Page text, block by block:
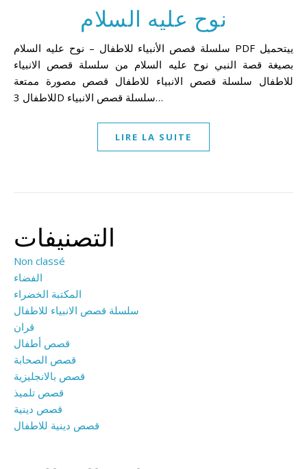
نوح عليه السلام
سلسلة قصص الأنبياء للاطفال – نوح عليه السلام PDF ييتحميل
بصيغة قصة النبي نوح عليه السلام من سلسلة قصص الانبياء
للاطفال سلسلة قصص الانبياء للاطفال قصص مصورة ممتعة
للاطفال 3D سلسلة قصص الانبياء…
LIRE LA SUITE
التصنيفات
Non classé
الفضاء
المكتبة الخضراء
سلسلة قصص الانبياء للاطفال
قران
قصص أطفال
قصص الصحابة
قصص بالانجليزية
قصص تلميذ
قصص دينية
قصص دينية للاطفال